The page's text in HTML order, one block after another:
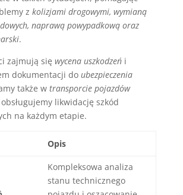
z kolizjami drogowymi, wymianą
naprawą powypadkową oraz
.
zajmują się wycena uszkodzeńi
dokumentacji do ubezpieczenia
także w transporcie pojazdów
likwidację szkód
na każdym etapie.
Opis
Kompleksowa analiza
stanu technicznego